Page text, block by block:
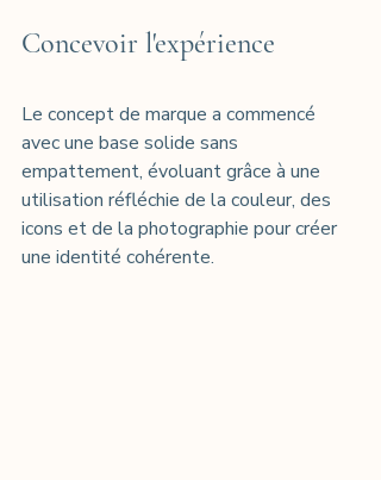
Concevoir l'expérience
Le concept de marque a commencé
avec une base solide sans
empattement, évoluant grâce à une
utilisation réfléchie de la couleur, des
icons et de la photographie pour créer
une identité cohérente.